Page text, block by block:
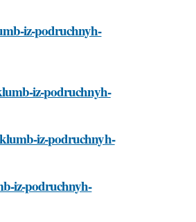
iz-podruchnyh-
iz-podruchnyh-
iz-podruchnyh-
iz-podruchnyh-